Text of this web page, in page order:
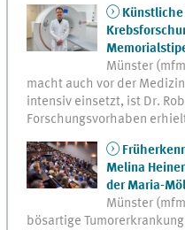
Münster
macht auch vor der
intensiv einsetzt, ist Dr.
Forschungsvorhaben
Melina
der Maria-
Münster
bösartige